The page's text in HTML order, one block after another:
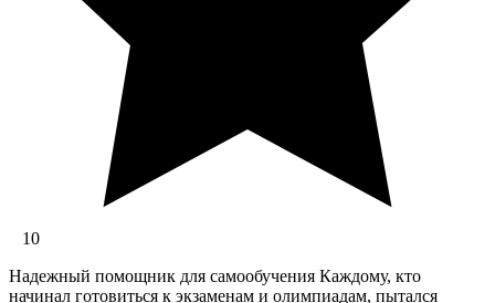
10
Надежный помощник для самообучения Каждому, кто
начинал готовиться к экзаменам и олимпиадам, пытался